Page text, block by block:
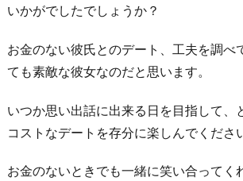
いかがでしたでしょうか？
お金のない彼氏とのデート、工夫を調べ
ても素敵な彼女なのだと思います。
いつか思い出話に出来る日を目指して、
コストなデートを存分に楽しんでくださ
お金のないときでも一緒に笑い合ってく